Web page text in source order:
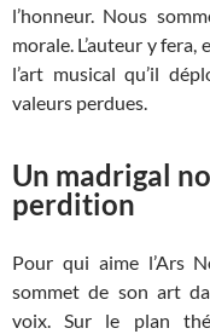
l’honneur. Nous
morale. L’auteur y
l’art musical qu’il
valeurs perdues.
Un madrigal
perdition
Pour qui aime l’Ars
sommet de son art
voix. Sur le plan